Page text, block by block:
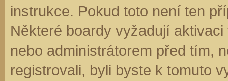
instrukce. Pokud toto není ten
Některé boardy vyžadují
nebo administrátorem před tím,
registrovali, byli byste k tomuto